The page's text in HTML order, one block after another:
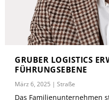
GRUBER LOGISTICS
FÜHRUNGSEBENE
März 6, 2025 |Straße
Das Familienunternehmen